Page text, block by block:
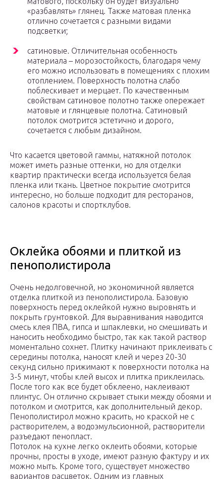
«разбавлять» глянец. Также матовая пленка
отлично сочетается с разными видами
подсветки;
сатиновые. Отличительная особенность
материала – морозостойкость, благодаря чему
его можно использовать в помещениях с плохим
отоплением. Поверхность полотна слабо
поблескивает и мерцает. По качественным
свойствам сатиновое полотно также опережает
матовые и глянцевые полотна. Сатиновый
потолок смотрится эстетично и дорого,
сочетается с любым дизайном.
Что касается цветовой гаммы, натяжной потолок
может иметь разные оттенки, но для отделки
квартир практически всегда используется белая
пленка или ткань. Цветное покрытие смотрится
интересно, но больше подходит для ресторанов,
салонов красоты и спортклубов.
Оклейка обоями и плиткой из
пенополистирола
Очень недолговечной, но экономичной является
отделка плиткой из пенополистирола. Базовую
поверхность перед оклейкой нужно выровнять и
покрыть грунтовкой. Для выравнивания наводится
смесь клея ПВА, гипса и шпаклевки, но смешивать и
наносить необходимо быстро, так как такой раствор
моментально сохнет. Плитку начинают приклеивать с
середины потолка, наносят клей и через 20-30
секунд сильно прижимают к поверхности потолка на
3-5 минут, чтобы клей высох и плитка приклеилась.
После того как все будет обклеено, наклеивают
плинтус. Он отлично скрывает стыки между обоями и
потолком и смотрится, как дополнительный декор.
Пенополистирол можно красить, но краской не с
растворителем, а водоэмульсионной, растворители
разъедают пенопласт.
Потолок на кухне легко оклеить обоями, которые
прочны, просты в уходе, имеют разную фактуру и их
можно мыть. Кроме того, существует множество
вариантов расцветок. Одним из главных